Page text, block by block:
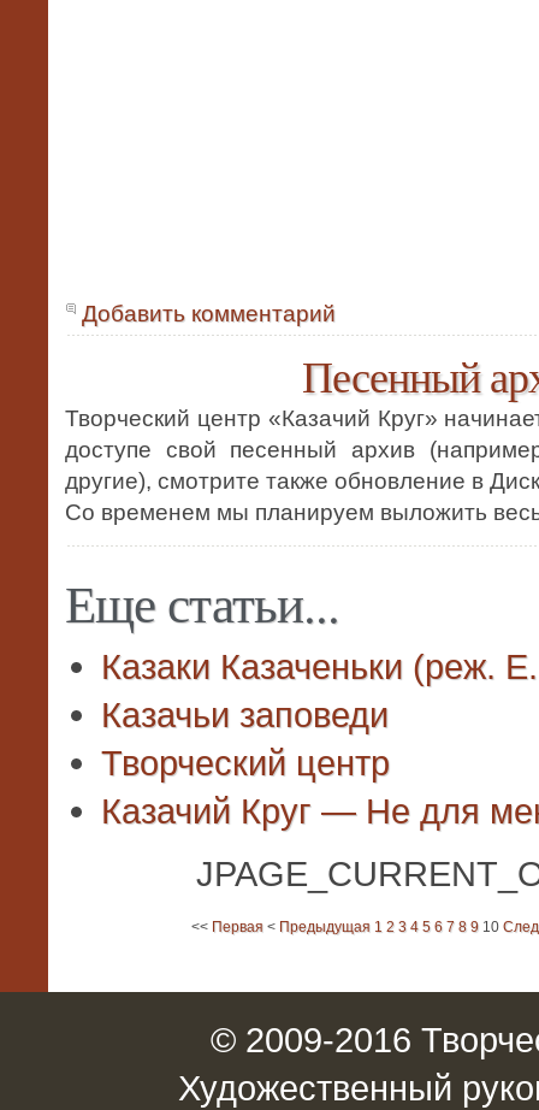
Добавить комментарий
Песенный
Творческий центр «Казачий Круг»
доступе свой песенный архив
другие), смотрите также обновление в
Со временем мы планируем выложить
Еще статьи...
Казаки Казаченьки (реж.
Казачьи заповеди
Творческий центр
Казачий Круг — Не для
<< Первая < Предыдущая 1 2 3 4 5 6 7 8 9 10
© 2009-2016
Художественный